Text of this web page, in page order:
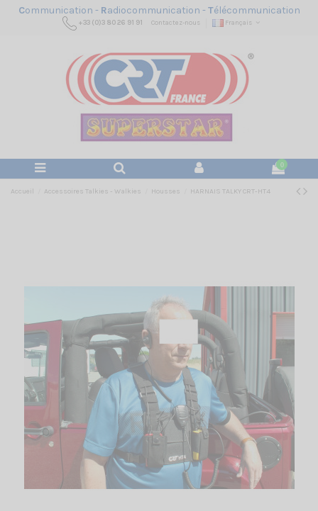
Communication - Radiocommunication -Télécommunication
+33 (0)3 80 26 91 91 Contactez-nous Français
0
Accueil Accessoires Talkies - Walkies Housses HARNAIS TALKY CRT-HT4